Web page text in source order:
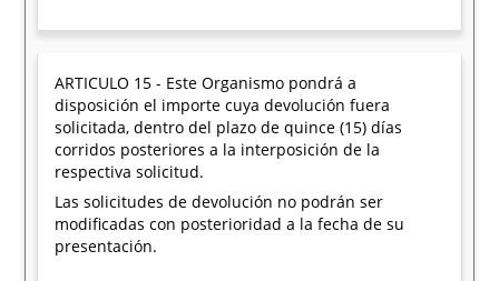
ARTICULO 15 - Este Organismo pondrá a
disposición el importe cuya devolución fuera
solicitada, dentro del plazo de quince (15) días
corridos posteriores a la interposición de la
respectiva solicitud.
Las solicitudes de devolución no podrán ser
modificadas con posterioridad a la fecha de su
presentación.